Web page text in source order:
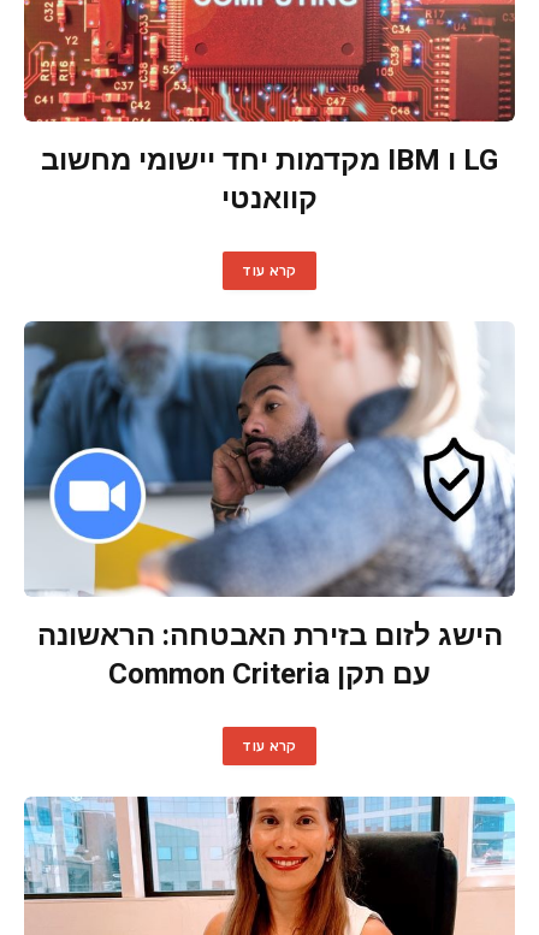
LG ו IBM מקדמות יחד יישומי מחשוב
קוואנטי
קרא עוד
הישג לזום בזירת האבטחה: הראשונה
עם תקן Common Criteria
קרא עוד